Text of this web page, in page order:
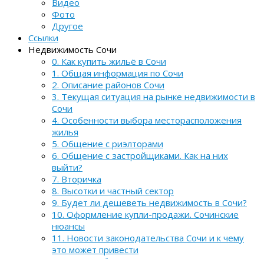
Видео
Фото
Другое
Ссылки
Недвижимость Сочи
0. Как купить жильё в Сочи
1. Общая информация по Сочи
2. Описание районов Сочи
3. Текущая ситуация на рынке недвижимости в
Сочи
4. Особенности выбора месторасположения
жилья
5. Общение с риэлторами
6. Общение с застройщиками. Как на них
выйти?
7. Вторичка
8. Высотки и частный сектор
9. Будет ли дешеветь недвижимость в Сочи?
10. Оформление купли-продажи. Сочинские
нюансы
11. Новости законодательства Сочи и к чему
это может привести